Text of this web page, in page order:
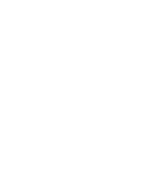
他们拥有获得特殊力
真未来市、在那里她结识了同为14岁、憧憬